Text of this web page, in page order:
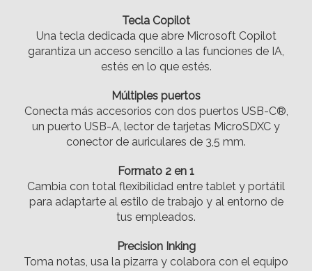
Tecla Copilot
Una tecla dedicada que abre Microsoft Copilot
garantiza un acceso sencillo a las funciones de IA,
estés en lo que estés.
Múltiples puertos
Conecta más accesorios con dos puertos USB-C®,
un puerto USB-A, lector de tarjetas MicroSDXC y
conector de auriculares de 3,5 mm.
Formato 2 en 1
Cambia con total flexibilidad entre tablet y portátil
para adaptarte al estilo de trabajo y al entorno de
tus empleados.
Precision Inking
Toma notas, usa la pizarra y colabora con el equipo